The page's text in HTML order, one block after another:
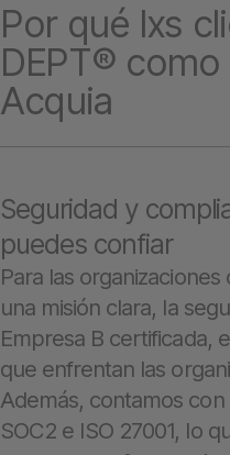
Por qué lxs
DEPT®
Acquia
Seguridad y
puedes confiar
Para las
una misión clara, la
Empresa B certificada,
que enfrentan las
Además, contamos con
SOC2 e ISO 27001, lo